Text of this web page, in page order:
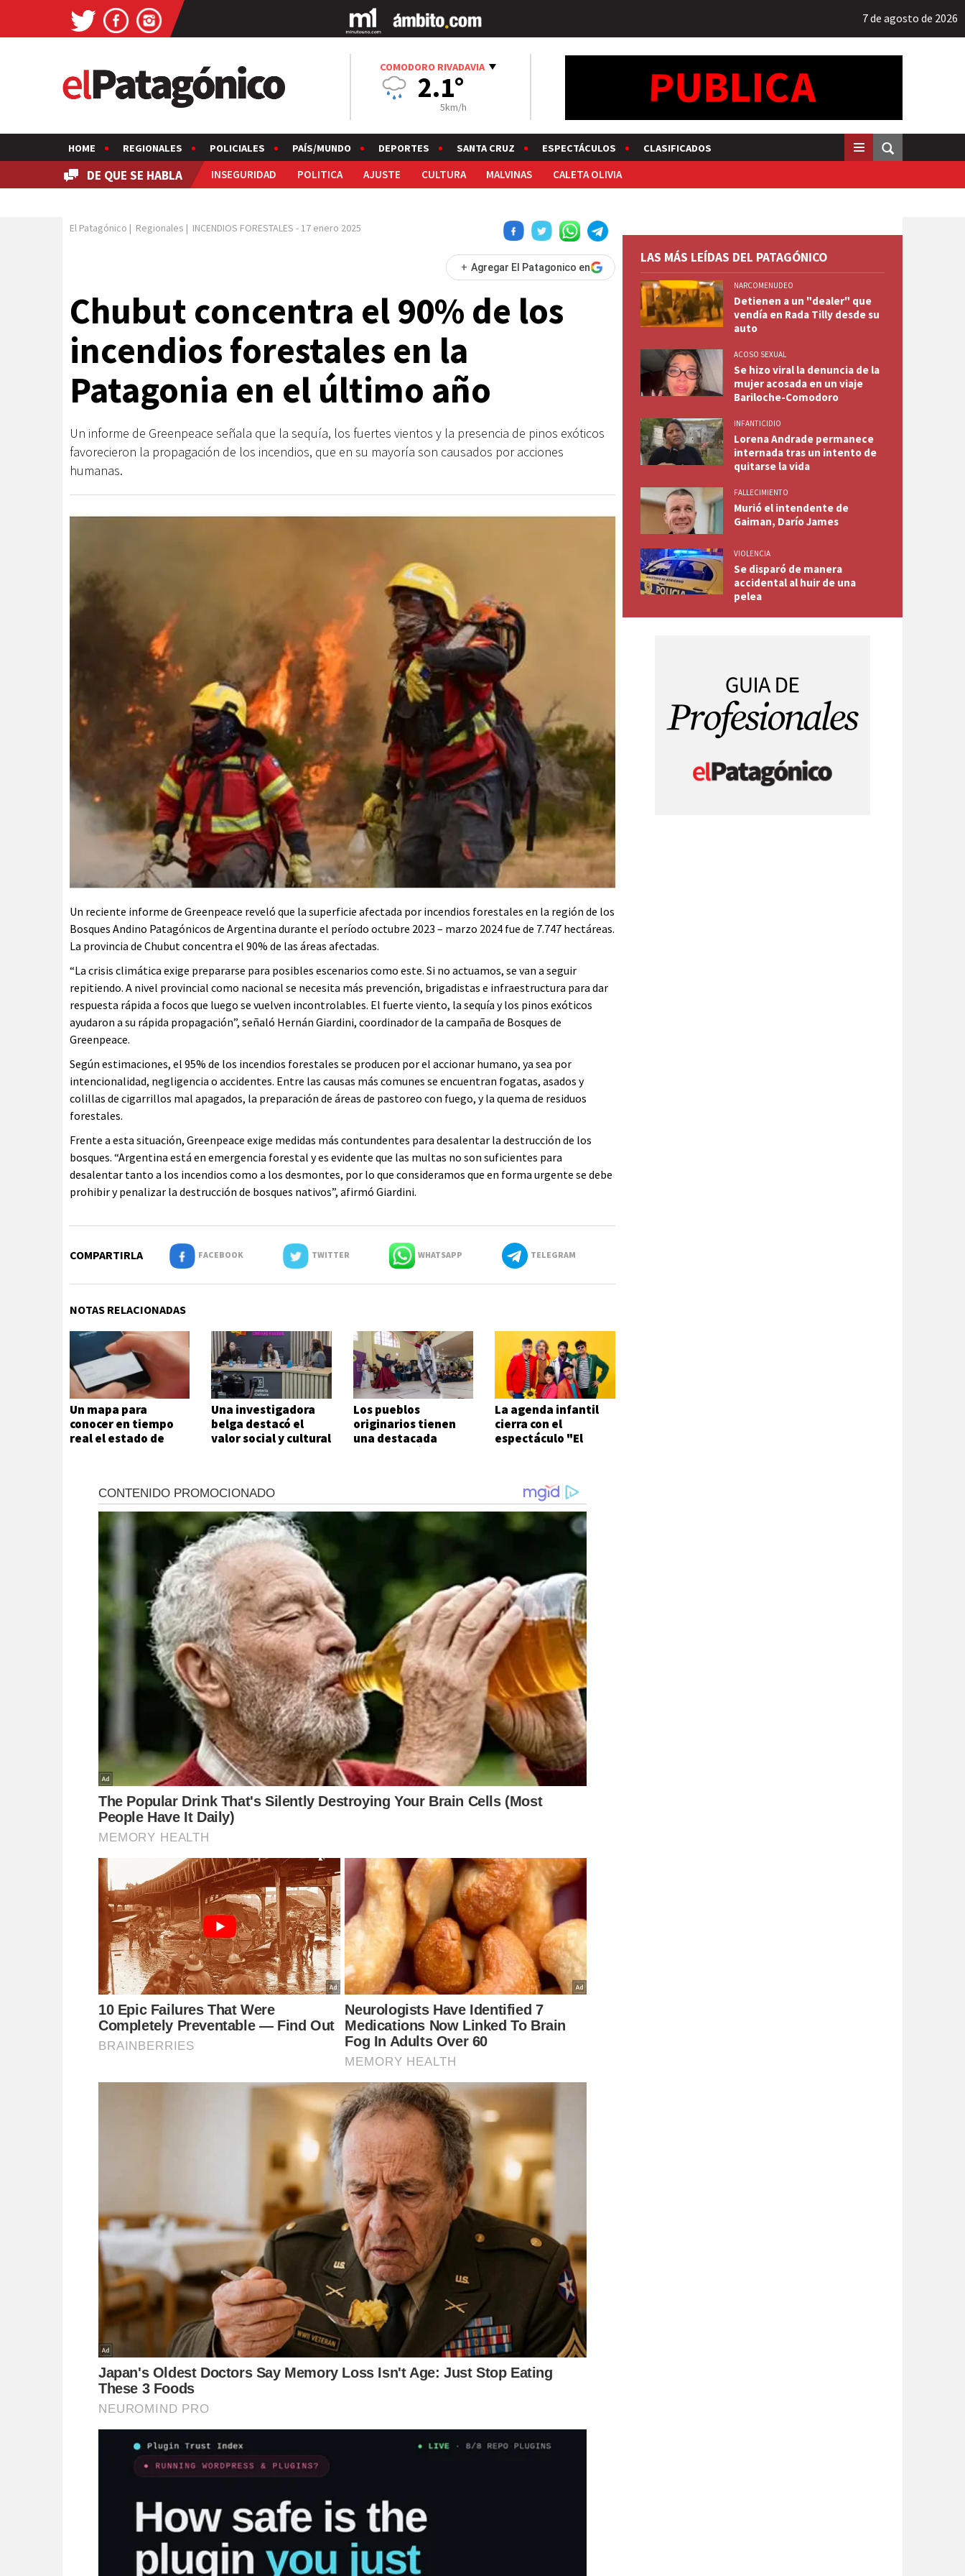
7 de agosto de 2026
COMODORO RIVADAVIA
2.1°
5km/h
HOME REGIONALES POLICIALES PAÍS/MUNDO DEPORTES SANTA CRUZ ESPECTÁCULOS CLASIFICADOS
DE QUE SE HABLA INSEGURIDAD POLITICA AJUSTE CULTURA MALVINAS CALETA OLIVIA
El Patagónico | Regionales | INCENDIOS FORESTALES - 17 enero 2025
+ Agregar El Patagonico en
Chubut concentra el 90% de los
incendios forestales en la
Patagonia en el último año
Un informe de Greenpeace señala que la sequía, los fuertes vientos y la presencia de pinos exóticos
favorecieron la propagación de los incendios, que en su mayoría son causados por acciones
humanas.
Un reciente informe de Greenpeace reveló que la superficie afectada por incendios forestales en la región de los
Bosques Andino Patagónicos de Argentina durante el período octubre 2023 – marzo 2024 fue de 7.747 hectáreas.
La provincia de Chubut concentra el 90% de las áreas afectadas.
“La crisis climática exige prepararse para posibles escenarios como este. Si no actuamos, se van a seguir
repitiendo. A nivel provincial como nacional se necesita más prevención, brigadistas e infraestructura para dar
respuesta rápida a focos que luego se vuelven incontrolables. El fuerte viento, la sequía y los pinos exóticos
ayudaron a su rápida propagación”, señaló Hernán Giardini, coordinador de la campaña de Bosques de
Greenpeace.
Según estimaciones, el 95% de los incendios forestales se producen por el accionar humano, ya sea por
intencionalidad, negligencia o accidentes. Entre las causas más comunes se encuentran fogatas, asados y
colillas de cigarrillos mal apagados, la preparación de áreas de pastoreo con fuego, y la quema de residuos
forestales.
Frente a esta situación, Greenpeace exige medidas más contundentes para desalentar la destrucción de los
bosques. “Argentina está en emergencia forestal y es evidente que las multas no son suficientes para
desalentar tanto a los incendios como a los desmontes, por lo que consideramos que en forma urgente se debe
prohibir y penalizar la destrucción de bosques nativos”, afirmó Giardini.
COMPARTIRLA FACEBOOK TWITTER WHATSAPP TELEGRAM
NOTAS RELACIONADAS
Un mapa para
conocer en tiempo
real el estado de
Una investigadora
belga destacó el
valor social y cultural
Los pueblos
originarios tienen
una destacada
La agenda infantil
cierra con el
espectáculo "El
LAS MÁS LEÍDAS DEL PATAGÓNICO
NARCOMENUDEO
Detienen a un "dealer" que
vendía en Rada Tilly desde su
auto
ACOSO SEXUAL
Se hizo viral la denuncia de la
mujer acosada en un viaje
Bariloche-Comodoro
INFANTICIDIO
Lorena Andrade permanece
internada tras un intento de
quitarse la vida
FALLECIMIENTO
Murió el intendente de
Gaiman, Darío James
VIOLENCIA
Se disparó de manera
accidental al huir de una
pelea